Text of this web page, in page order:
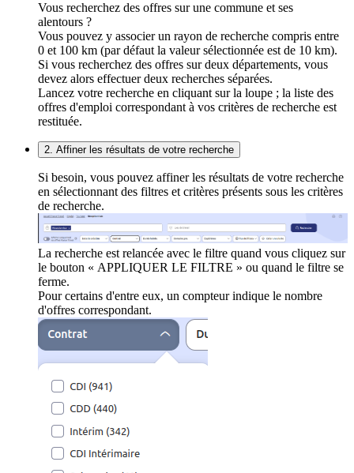
Vous recherchez des offres sur une commune et ses
alentours ?
Vous pouvez y associer un rayon de recherche compris entre
0 et 100 km (par défaut la valeur sélectionnée est de 10 km).
Si vous recherchez des offres sur deux départements, vous
devez alors effectuer deux recherches séparées.
Lancez votre recherche en cliquant sur la loupe ; la liste des
offres d'emploi correspondant à vos critères de recherche est
restituée.
2. Affiner les résultats de votre recherche
Si besoin, vous pouvez affiner les résultats de votre recherche
en sélectionnant des filtres et critères présents sous les critères
de recherche.
La recherche est relancée avec le filtre quand vous cliquez sur
le bouton « APPLIQUER LE FILTRE » ou quand le filtre se
ferme.
Pour certains d'entre eux, un compteur indique le nombre
d'offres correspondant.